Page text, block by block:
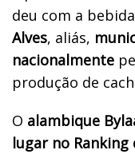
deu com a bebida
Alves, aliás,
nacionalmente
produção de
O alambique
lugar no Ranking